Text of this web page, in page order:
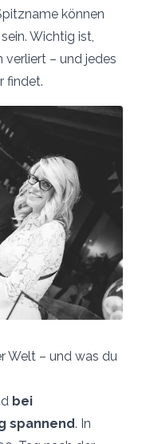
können
Wichtig ist,
verliert – und jedes
findet.
Welt – und was du
bei
spannend. In